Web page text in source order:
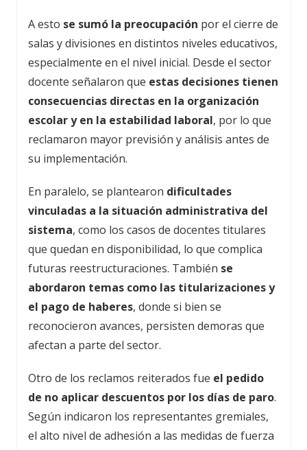
A esto se sumó la preocupación por el cierre de
salas y divisiones en distintos niveles educativos,
especialmente en el nivel inicial. Desde el sector
docente señalaron que estas decisiones tienen
consecuencias directas en la organización
escolar y en la estabilidad laboral, por lo que
reclamaron mayor previsión y análisis antes de
su implementación.
En paralelo, se plantearon dificultades
vinculadas a la situación administrativa del
sistema, como los casos de docentes titulares
que quedan en disponibilidad, lo que complica
futuras reestructuraciones. También se
abordaron temas como las titularizaciones y
el pago de haberes, donde si bien se
reconocieron avances, persisten demoras que
afectan a parte del sector.
Otro de los reclamos reiterados fue el pedido
de no aplicar descuentos por los días de paro.
Según indicaron los representantes gremiales,
el alto nivel de adhesión a las medidas de fuerza